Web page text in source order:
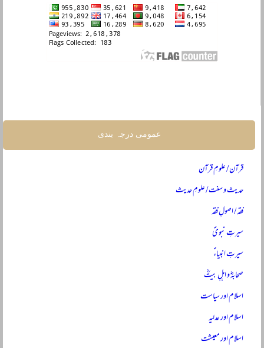
عمومی درجہ بندی
قرآن / علومِ قرآن
حدیث و سنت / علومِ حدیث
فقہ / اصولِ فقہ
سیرتِ نبویؐ
سیرتِ انبیاءؑ
صحابہؓ و اہلِ بیتؓ
اسلام اور سیاست
اسلام اور عدلیہ
اسلام اور معیشت